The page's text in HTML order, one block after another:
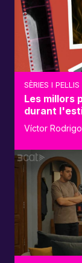
SÈRIES I PEL·LIS
Les millors
durant
Víctor Rodrigo